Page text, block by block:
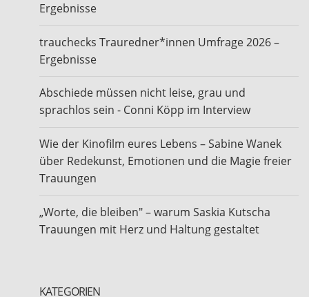
Ergebnisse
trauchecks Trauredner*innen Umfrage 2026 –
Ergebnisse
Abschiede müssen nicht leise, grau und
sprachlos sein - Conni Köpp im Interview
Wie der Kinofilm eures Lebens – Sabine Wanek
über Redekunst, Emotionen und die Magie freier
Trauungen
„Worte, die bleiben" – warum Saskia Kutscha
Trauungen mit Herz und Haltung gestaltet
KATEGORIEN